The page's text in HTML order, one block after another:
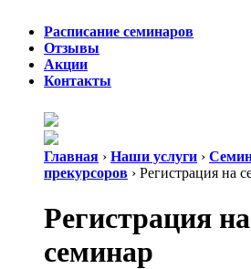
Расписание семинаров
Отзывы
Акции
Контакты
Главная › Наши услуги ›
прекурсоров › Регистрация на
Регистрация на
семинар